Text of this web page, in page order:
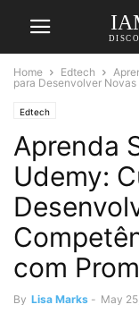
Home Edtech
para Desenvolver
Edtech
Aprenda
Udemy:
com
By Lisa Marks - May